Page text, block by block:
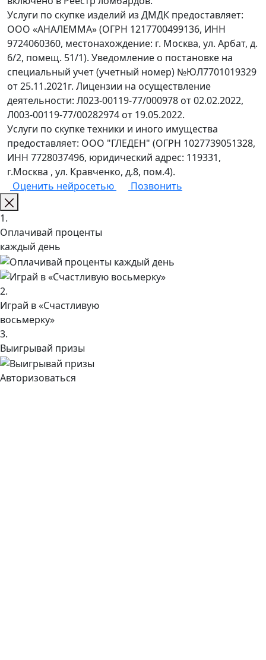
Услуги по скупке изделий из ДМДК предоставляет:
ООО «АНАЛЕММА» (ОГРН 1217700499136, ИНН
9724060360, местонахождение: г. Москва, ул. Арбат, д.
6/2, помещ. 51/1). Уведомление о постановке на
специальный учет (учетный номер) №ЮЛ7701019329
от 25.11.2021г. Лицензии на осуществление
деятельности: Л023-00119-77/000978 от 02.02.2022,
Л003-00119-77/00282974 от 19.05.2022.
Услуги по скупке техники и иного имущества
предоставляет: ООО "ГЛЕДЕН" (ОГРН 1027739051328,
ИНН 7728037496, юридический адрес: 119331,
г.Москва , ул. Кравченко, д.8, пом.4).
Оценить нейросетью
Позвонить
1.
Оплачивай проценты
каждый день
2.
Играй в «Счастливую
восьмерку»
3.
Выигрывай призы
Авторизоваться